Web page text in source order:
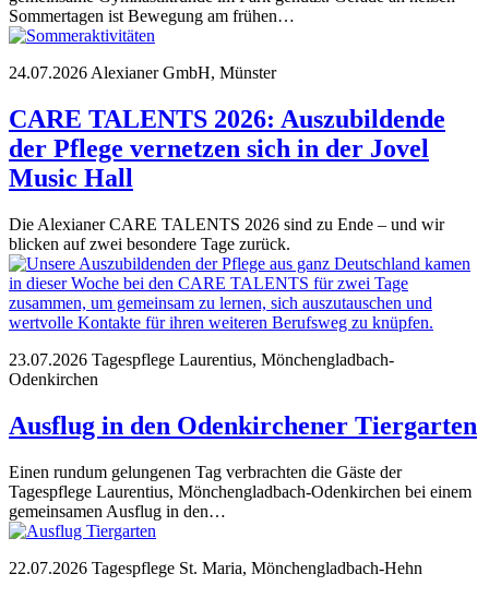
Sommertagen ist Bewegung am frühen…
24.07.2026Alexianer GmbH, Münster
CARE TALENTS 2026: Auszubildende
der Pflege vernetzen sich in der Jovel
Music Hall
Die Alexianer CARE TALENTS 2026 sind zu Ende – und wir
blicken auf zwei besondere Tage zurück.
23.07.2026 Tagespflege Laurentius, Mönchengladbach-
Odenkirchen
Ausflug in den Odenkirchener Tiergarten
Einen rundum gelungenen Tag verbrachten die Gäste der
Tagespflege Laurentius, Mönchengladbach-Odenkirchen bei einem
gemeinsamen Ausflug in den…
22.07.2026 Tagespflege St. Maria, Mönchengladbach-Hehn